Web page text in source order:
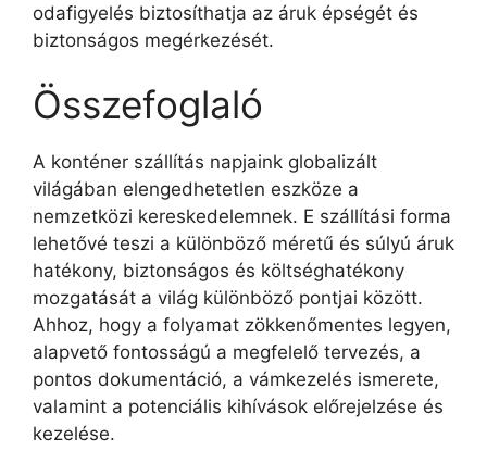
odafigyelés biztosíthatja az áruk épségét és
biztonságos megérkezését.
Összefoglaló
A konténer szállítás napjaink globalizált
világában elengedhetetlen eszköze a
nemzetközi kereskedelemnek. E szállítási forma
lehetővé teszi a különböző méretű és súlyú áruk
hatékony, biztonságos és költséghatékony
mozgatását a világ különböző pontjai között.
Ahhoz, hogy a folyamat zökkenőmentes legyen,
alapvető fontosságú a megfelelő tervezés, a
pontos dokumentáció, a vámkezelés ismerete,
valamint a potenciális kihívások előrejelzése és
kezelése.